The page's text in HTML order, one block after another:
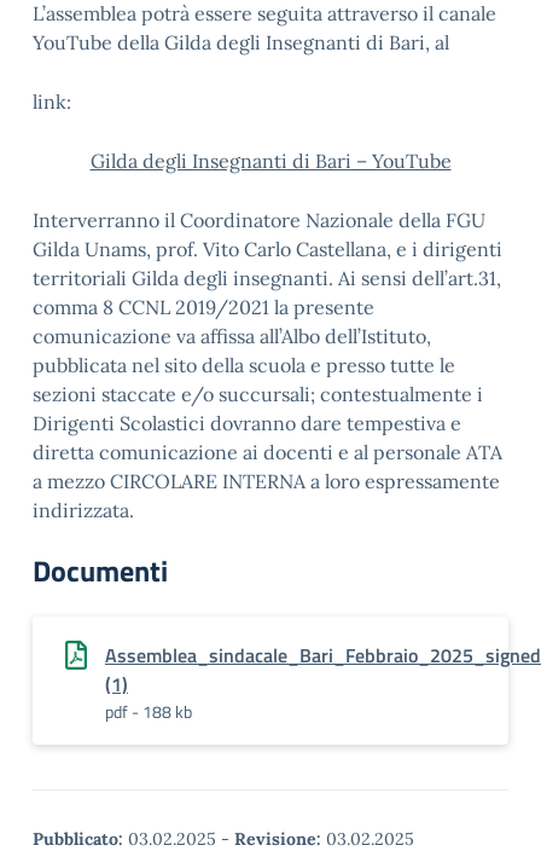
L’assemblea potrà essere seguita attraverso il canale
YouTube della Gilda degli Insegnanti di Bari, al
link:
Gilda degli Insegnanti di Bari – YouTube
Interverranno il Coordinatore Nazionale della FGU
Gilda Unams, prof. Vito Carlo Castellana, e i dirigenti
territoriali Gilda degli insegnanti. Ai sensi dell’art.31,
comma 8 CCNL 2019/2021 la presente
comunicazione va affissa all’Albo dell’Istituto,
pubblicata nel sito della scuola e presso tutte le
sezioni staccate e/o succursali; contestualmente i
Dirigenti Scolastici dovranno dare tempestiva e
diretta comunicazione ai docenti e al personale ATA
a mezzo CIRCOLARE INTERNA a loro espressamente
indirizzata.
Documenti
Assemblea_sindacale_Bari_Febbraio_2025_signed
(1)
pdf - 188 kb
Pubblicato: 03.02.2025 - Revisione: 03.02.2025